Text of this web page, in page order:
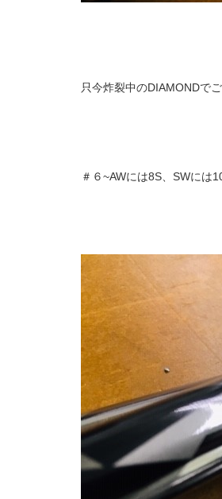
只今炸裂中のDIAMONDで
＃６~AWには8S、SWには